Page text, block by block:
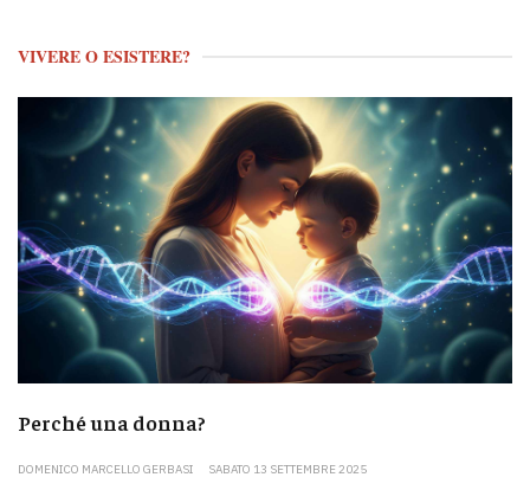
VIVERE O ESISTERE?
Perché una donna?
DOMENICO MARCELLO GERBASI SABATO 13 SETTEMBRE 2025